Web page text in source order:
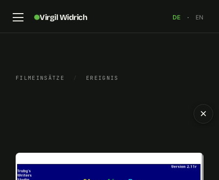
Virgil Widrich DE · EN
FILMEINSÄTZE / EREIGNIS
×